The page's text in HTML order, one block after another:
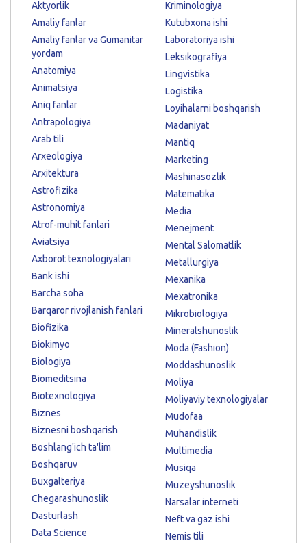
Aktyorlik
Amaliy fanlar
Amaliy fanlar va Gumanitar
yordam
Anatomiya
Animatsiya
Aniq fanlar
Antrapologiya
Arab tili
Arxeologiya
Arxitektura
Astrofizika
Astronomiya
Atrof-muhit fanlari
Aviatsiya
Axborot texnologiyalari
Bank ishi
Barcha soha
Barqaror rivojlanish fanlari
Biofizika
Biokimyo
Biologiya
Biomeditsina
Biotexnologiya
Biznes
Biznesni boshqarish
Boshlang'ich ta'lim
Boshqaruv
Buxgalteriya
Chegarashunoslik
Dasturlash
Data Science
Kriminologiya
Kutubxona ishi
Laboratoriya ishi
Leksikografiya
Lingvistika
Logistika
Loyihalarni boshqarish
Madaniyat
Mantiq
Marketing
Mashinasozlik
Matematika
Media
Menejment
Mental Salomatlik
Metallurgiya
Mexanika
Mexatronika
Mikrobiologiya
Mineralshunoslik
Moda (Fashion)
Moddashunoslik
Moliya
Moliyaviy texnologiyalar
Mudofaa
Muhandislik
Multimedia
Musiqa
Muzeyshunoslik
Narsalar interneti
Neft va gaz ishi
Nemis tili